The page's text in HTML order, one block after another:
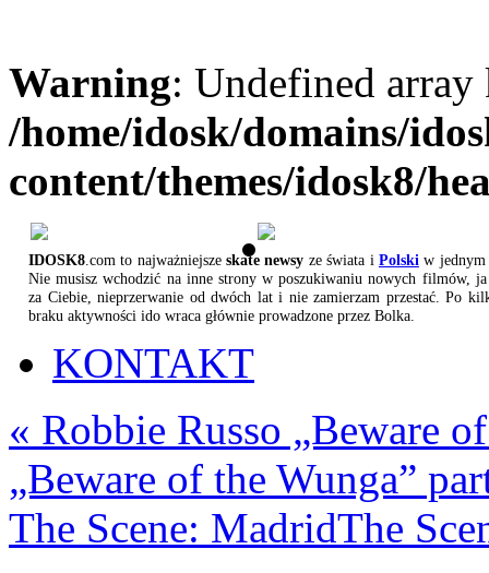
Warning: Undefined
/home/idosk/domains/
content/themes/idosk8/
IDOSK8 .com to najważniejszeskate newsy ze świata i Polski w jednym
Nie musisz wchodzić na inne strony w poszukiwaniu nowych filmów,
za Ciebie, nieprzerwanie od dwóch lat i nie zamierzam przestać. Po
braku aktywności ido wraca głównie prowadzone przez Bolka.
KONTAKT
« Robbie Russo „Beware
„Beware of the Wunga”
The Scene: MadridThe